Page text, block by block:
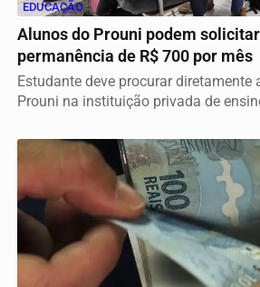
EDUCAÇÃO
Alunos do Prouni podem
permanência de R$ 700 por mês
Estudante deve procurar diretamente
Prouni na instituição privada de